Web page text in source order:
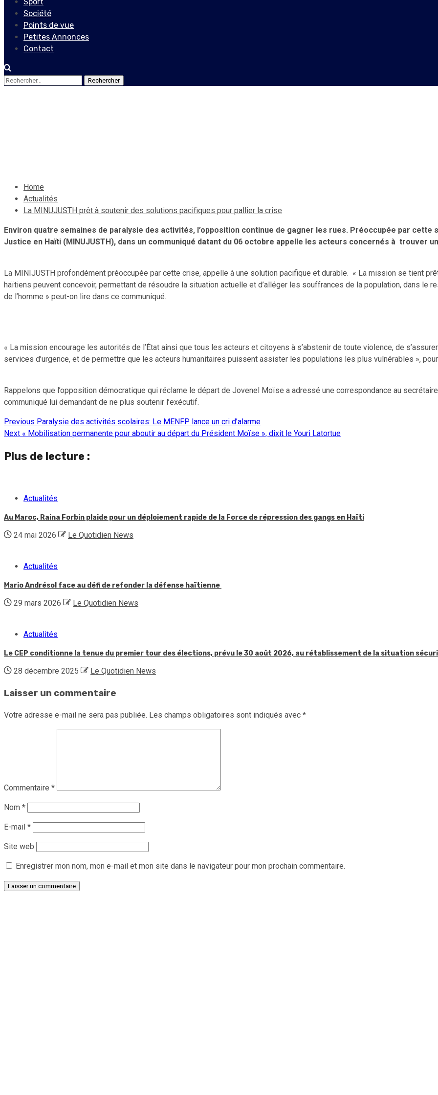
Société
Points de vue
Petites Annonces
Contact
Rechercher :
Home
Actualités
La MINUJUSTH prêt à soutenir des solutions pacifiques pour pallier la crise
Environ quatre semaines de paralysie des activités, l’opposition continue de gagner les rues. Préoccupée par cette
Justice en Haïti (MINUJUSTH), dans un communiqué datant du 06 octobre appelle les acteurs concernés à trouver
La MINIJUSTH profondément préoccupée par cette crise, appelle à une solution pacifique et durable. « La mission se tient
haïtiens peuvent concevoir, permettant de résoudre la situation actuelle et d’alléger les souffrances de la population, dans
de l’homme » peut-on lire dans ce communiqué.
« La mission encourage les autorités de l’État ainsi que tous les acteurs et citoyens à s’abstenir de toute violence, de
services d’urgence, et de permettre que les acteurs humanitaires puissent assister les populations les plus vulnérables »,
Rappelons que l’opposition démocratique qui réclame le départ de Jovenel Moïse a adressé une correspondance au
communiqué lui demandant de ne plus soutenir l’exécutif.
Continue
Previous Paralysie des activités scolaires: Le MENFP lance un cri d’alarme
Next « Mobilisation permanente pour aboutir au départ du Président Moïse », dixit le Youri Latortue
Plus de lecture :
Actualités
Au Maroc, Raina Forbin plaide pour un déploiement rapide de la Force de répression des gangs en Haïti
24 mai 2026 Le Quotidien News
Actualités
Mario Andrésol face au défi de refonder la défense haïtienne
29 mars 2026 Le Quotidien News
Actualités
Le CEP conditionne la tenue du premier tour des élections, prévu le 30 août 2026, au rétablissement de la situation
28 décembre 2025 Le Quotidien News
Laisser un commentaire
Votre adresse e-mail ne sera pas publiée. Les champs obligatoires sont indiqués avec *
Commentaire *
Nom *
E-mail *
Site web
Enregistrer mon nom, mon e-mail et mon site dans le navigateur pour mon prochain commentaire.